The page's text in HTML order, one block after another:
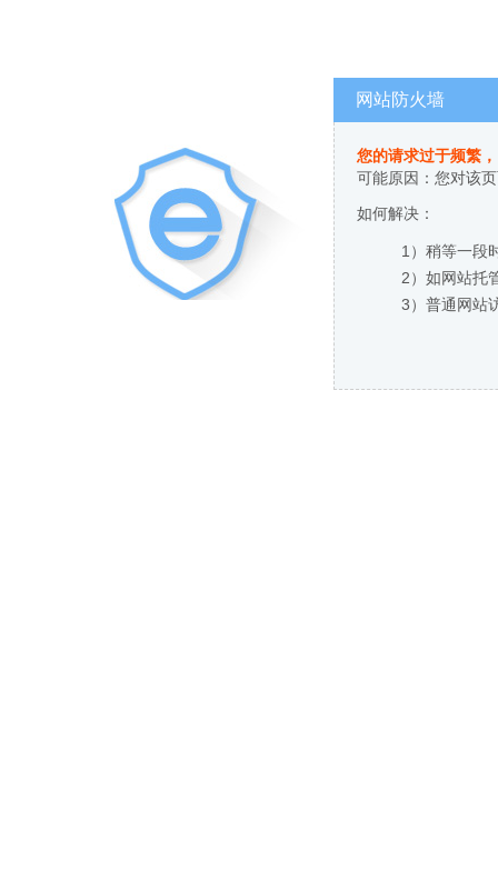
网站防火墙
您的请求过于频繁
可能原因：您对该
如何解决：
1）稍等一段
2）如网站托
3）普通网站